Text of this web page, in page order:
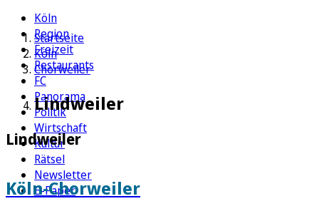
Köln
Region
Freizeit
Restaurants
FC
Panorama
Politik
Wirtschaft
Kultur
Rätsel
Newsletter
E-Paper
Startseite
Köln
Chorweiler
Lindweiler
Lindweiler
Köln-Chorweiler